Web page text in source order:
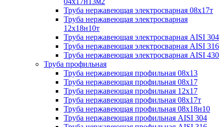
Труба нержавеющая электросварная 08х17т
Труба нержавеющая электросварная
12х18н10т
Труба нержавеющая электросварная AISI 304
Труба нержавеющая электросварная AISI 316
Труба нержавеющая электросварная AISI 430
Труба профильная
Труба нержавеющая профильная 08х13
Труба нержавеющая профильная 08х17
Труба нержавеющая профильная 12х17
Труба нержавеющая профильная 08х17т
Труба нержавеющая профильная 08х18н10
Труба нержавеющая профильная AISI 304